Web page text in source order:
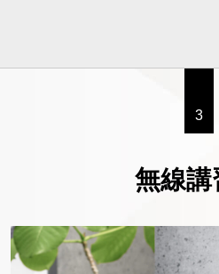
3
無線講